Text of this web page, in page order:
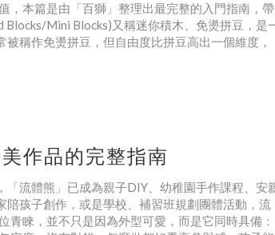
，本篇是由「百獅」整理出最完整的入門指南，帶
Mini Blocks)又稱迷你積木、免燙拼豆，是
稱作免燙拼豆，但自由度比拼豆高出一個維度，
作品的完整指南
流體熊」已成為親子DIY、幼稚園手作課程、安
孩子創作，或是學校、補習班規劃團體活動，流
睞，並不只是因為外型可愛，而是它同時具備：